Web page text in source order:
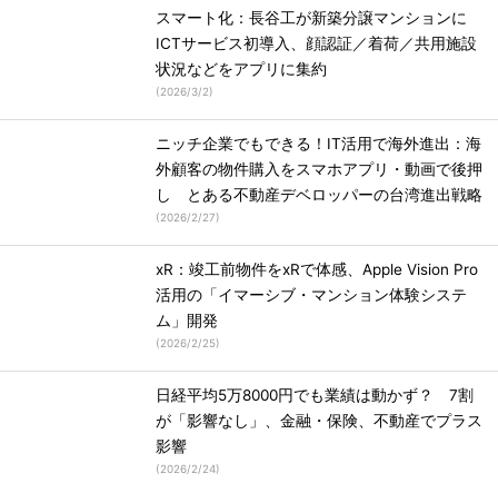
スマート化：長谷工が新築分譲マンションに
ICTサービス初導入、顔認証／着荷／共用施設
状況などをアプリに集約
(2026/3/2)
ニッチ企業でもできる！IT活用で海外進出：海
外顧客の物件購入をスマホアプリ・動画で後押
し とある不動産デベロッパーの台湾進出戦略
(2026/2/27)
xR：竣工前物件をxRで体感、Apple Vision Pro
活用の「イマーシブ・マンション体験システ
ム」開発
(2026/2/25)
日経平均5万8000円でも業績は動かず？ 7割
が「影響なし」、金融・保険、不動産でプラス
影響
(2026/2/24)